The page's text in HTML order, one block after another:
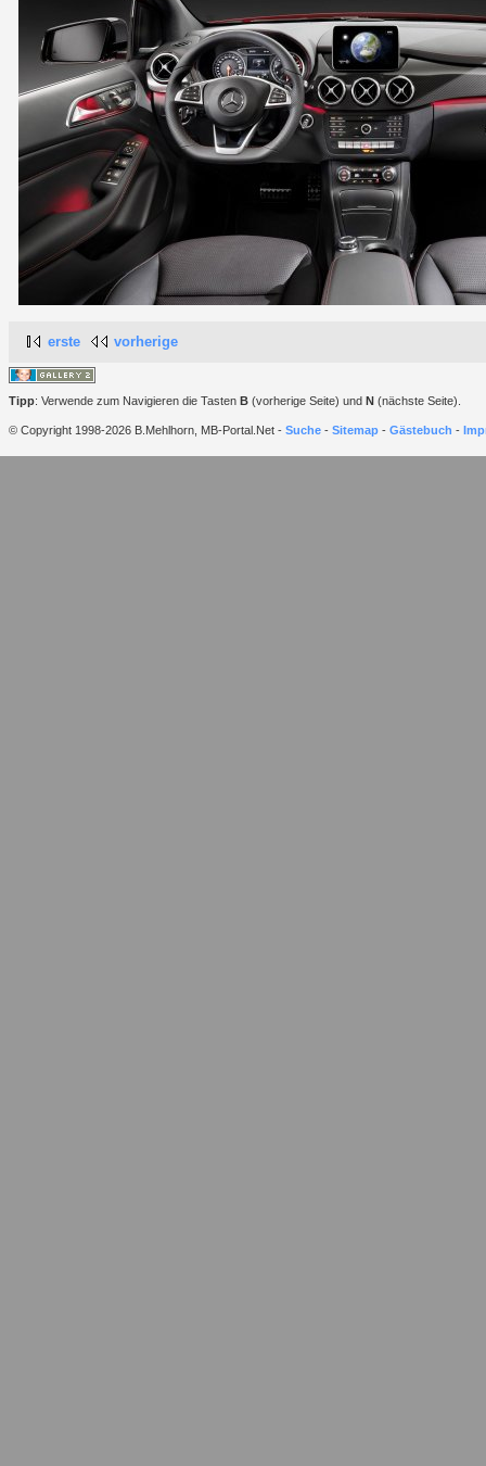
erste vorherige
Tipp: Verwende zum Navigieren die Tasten B (vorherige Seite) und N (nächste Seite).
© Copyright 1998-2026 B.Mehlhorn, MB-Portal.Net - Suche - Sitemap - Gästebuch -